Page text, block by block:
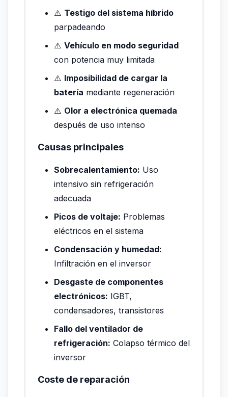
⚠️ Testigo del sistema híbrido
parpadeando
⚠️ Vehículo en modo seguridad
con potencia muy limitada
⚠️ Imposibilidad de cargar la
batería mediante regeneración
⚠️ Olor a electrónica quemada
después de uso intenso
Causas principales
Sobrecalentamiento: Uso
intensivo sin refrigeración
adecuada
Picos de voltaje: Problemas
eléctricos en el sistema
Condensación y humedad:
Infiltración en el inversor
Desgaste de componentes
electrónicos: IGBT,
condensadores, transistores
Fallo del ventilador de
refrigeración: Colapso térmico del
inversor
Coste de reparación